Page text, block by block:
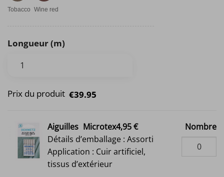
Tobacco Wine red
Longueur (m)
Prix du produit €39.95
Aiguilles Microtex4,95 €
Détails d’emballage : Assorti
Application : Cuir artificiel,
tissus d’extérieur
Nombre